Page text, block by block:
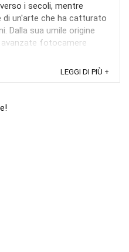
i secoli, mentre
di un'arte che ha catturato
Dalla sua umile origine
fotocamere
LEGGI DI PIÙ +